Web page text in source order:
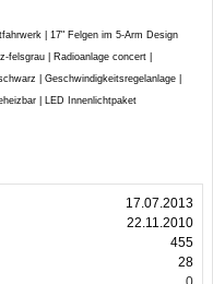
17.07.2013
22.11.2010
455
28
| 17" Felgen im 5-Arm Design
| Radioanlage concert |
| Geschwindigkeitsregelanlage |
| LED Innenlichtpaket